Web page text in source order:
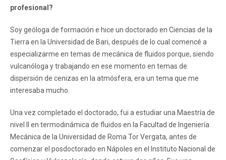
profesional?
Soy geóloga de formación e hice un doctorado en Ciencias de la
Tierra en la Universidad de Bari, después de lo cual comencé a
especializarme en temas de mecánica de fluidos porque, siendo
vulcanóloga y trabajando en ese momento en temas de
dispersión de cenizas en la atmósfera, era un tema que me
interesaba mucho.
Una vez completado el doctorado, fui a estudiar una Maestría de
nivel II en termodinámica de fluidos en la Facultad de Ingeniería
Mecánica de la Universidad de Roma Tor Vergata, antes de
comenzar el posdoctorado en Nápoles en el Instituto Nacional de